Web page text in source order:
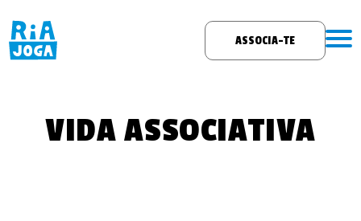
ASSOCIA-TE
VIDA ASSOCIATIVA